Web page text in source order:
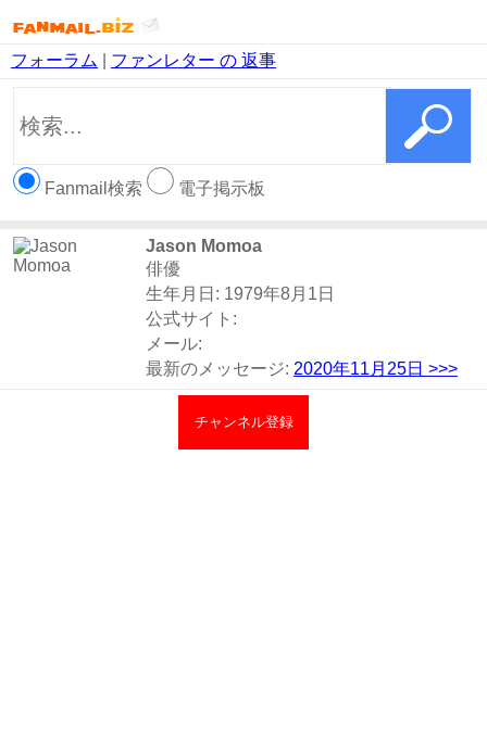
フォーラム ファンレター の 返事
Fanmail検索 電子掲示板
Jason Momoa
俳優
生年月日: 1979年8月1日
公式サイト:
メール:
最新のメッセージ: 2020年11月25日 >>>
チャンネル登録